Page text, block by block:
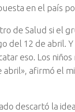
en el país
de Salud si el
del 12 de abril.
eso. Los
abril», afirmó el
descartó la